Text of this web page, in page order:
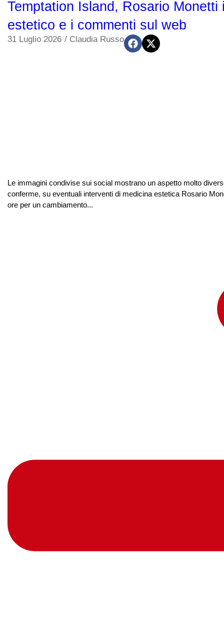
Temptation Island, Rosario
estetico e i commenti sul web
31 Luglio 2026 / Claudia Russo
Le immagini condivise sui social mostrano un aspetto molto
conferme, su eventuali interventi di medicina estetica Rosario
ore per un cambiamento...